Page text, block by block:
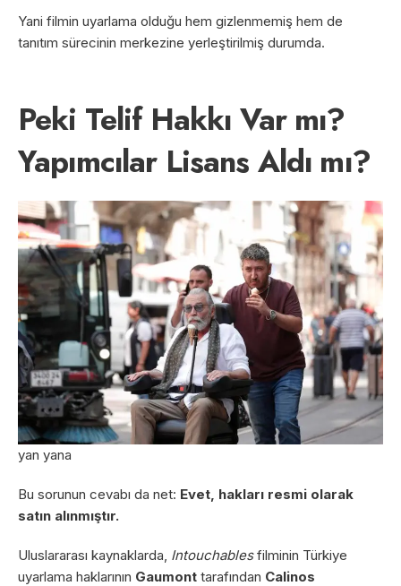
Yani filmin uyarlama olduğu hem gizlenmemiş hem de
tanıtım sürecinin merkezine yerleştirilmiş durumda.
Peki Telif Hakkı Var mı?
Yapımcılar Lisans Aldı mı?
yan yana
Bu sorunun cevabı da net: Evet, hakları resmi olarak
satın alınmıştır.
Uluslararası kaynaklarda, Intouchablesfilminin Türkiye
uyarlama haklarının Gaumont tarafından Calinos